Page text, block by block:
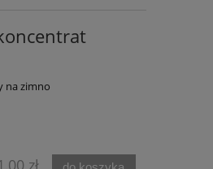
na zimno
zł